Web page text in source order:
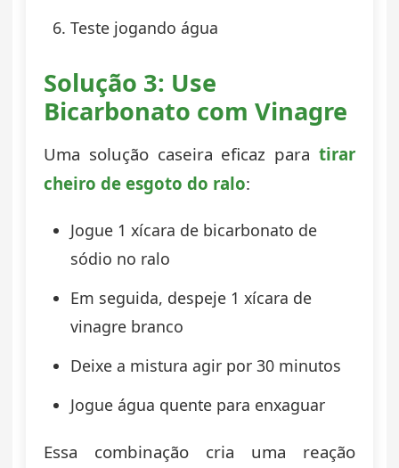
Teste jogando água
Solução 3: Use
Bicarbonato com Vinagre
Uma solução caseira eficaz paratirar
cheiro de esgoto do ralo:
Jogue 1 xícara de bicarbonato de
sódio no ralo
Em seguida, despeje 1 xícara de
vinagre branco
Deixe a mistura agir por 30 minutos
Jogue água quente para enxaguar
Essa combinação cria uma reação